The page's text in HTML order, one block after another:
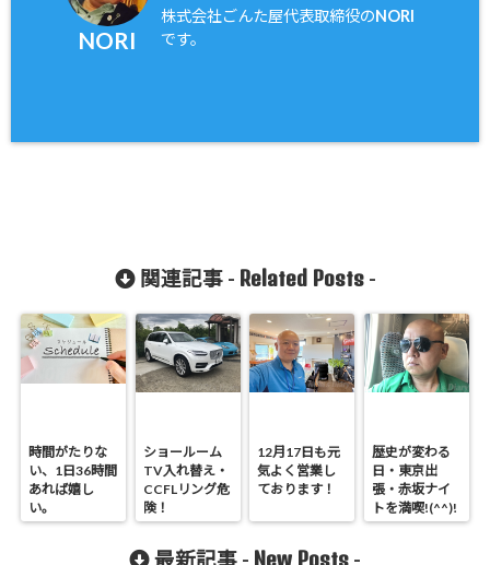
NORI
株式会社ごんた屋代表取締役のNORI
です。
関連記事 - Related Posts-
時間がたりな
い、1日36時間
あれば嬉し
い。
ショールーム
TV入れ替え・
CCFLリング危
険！
12月17日も元
気よく営業し
ております！
歴史が変わる
日・東京出
張・赤坂ナイ
トを満喫!(^^)!
最新記事 - New Posts -